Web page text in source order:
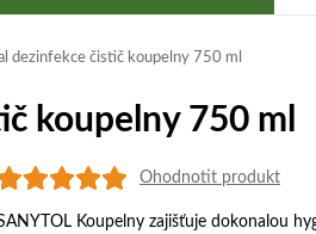
dezinfekce čistič koupelny 750 ml
koupelny 750 ml
Ohodnotit produkt
Koupelny zajišťuje dokonalou